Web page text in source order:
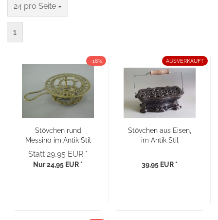
24 pro Seite
pro Seite
1
-16%
Stövchen rund
Messing im Antik Stil
Statt 29,95 EUR *
Nur 24,95 EUR *
AUSVERKAUFT
Stövchen aus Eisen,
im Antik Stil
39,95 EUR *